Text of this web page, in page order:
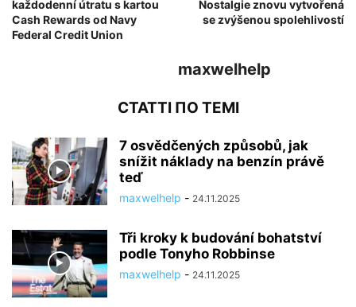
každodenní útratu s kartou
Cash Rewards od Navy
Federal Credit Union
Nostalgie znovu vytvořená
se zvýšenou spolehlivostí
maxwelhelp
СТАТТІ ПО ТЕМІ
7 osvědčených způsobů, jak
snížit náklady na benzín právě
teď
maxwelhelp - 24.11.2025
Tři kroky k budování bohatství
podle Tonyho Robbinse
maxwelhelp - 24.11.2025